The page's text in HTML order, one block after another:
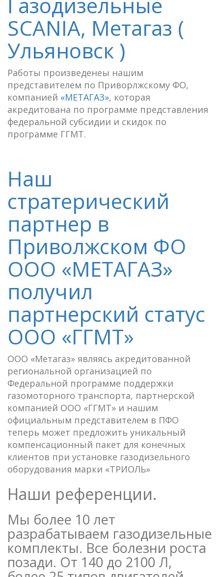
SCANIA, Метагаз (
Ульяновск )
Работы произведенеы нашим
представителем по Приворлжскому ФО,
компанией «МЕТАГАЗ», которая
акредитована по программе представления
федеральной субсидии и скидок по
программе ГГМТ.
Наш
стратерический
партнер в
Приволжском ФО
ООО «МЕТАГАЗ»
получил
партнерский статус
ООО «ГГМТ»
ООО «Метагаз» являясь акредитованной
региональной организацией по
Федеральной программе поддержки
газомоторного транспорта, партнерской
компанией ООО «ГГМТ» и нашим
официальным представителем в ПФО
теперь может предложить уникальный
компенсационный пакет для конечных
клиентов при установке газодизельного
оборудования марки «ТРИОЛЬ»
Наши референции.
Мы более 10 лет
разрабатываем газодизельные
комплекты. Все болезни роста
позади. От 140 до 2100 Л,